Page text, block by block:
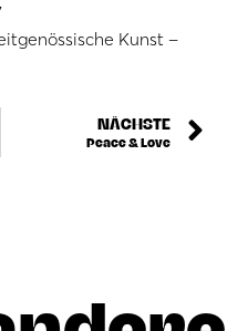
Kunst –
NÄCHSTE
Peace & Love